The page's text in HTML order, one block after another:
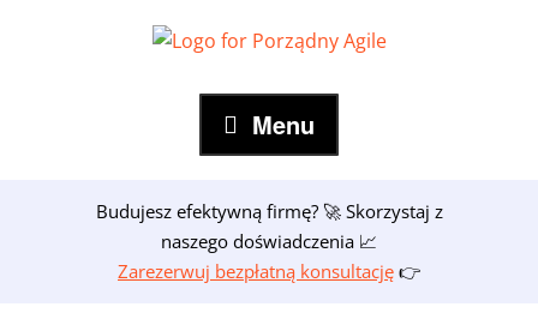
to
Menu
Budujesz efektywną firmę? 🚀 Skorzystaj z
naszego doświadczenia 📈
Zarezerwuj bezpłatną konsultację 👉